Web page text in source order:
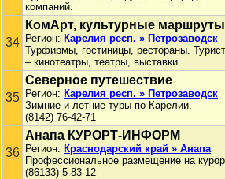
компаний.
34
КомАрт, культурные
Регион: Карелия респ. » Петрозаводск
Турфирмы, гостиницы, рестораны.
– кинотеатры, театры, выставки.
35
Северное путешествие
Регион: Карелия респ. » Петрозаводск
Зимние и летние туры по Карелии.
(8142) 76-42-71
36
Анапа КУРОРТ-ИНФОРМ
Регион: Краснодарский край » Анапа
Профессиональное размещение на
(86133) 5-83-12